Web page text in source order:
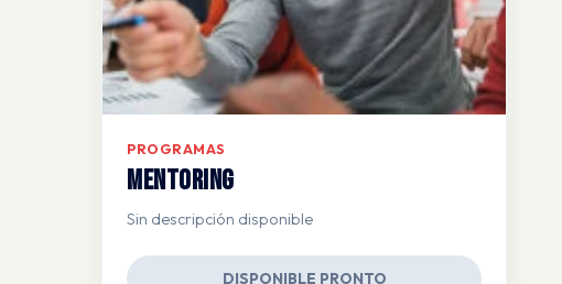
PROGRAMAS
Mentoring
Sin descripción disponible
DISPONIBLE PRONTO